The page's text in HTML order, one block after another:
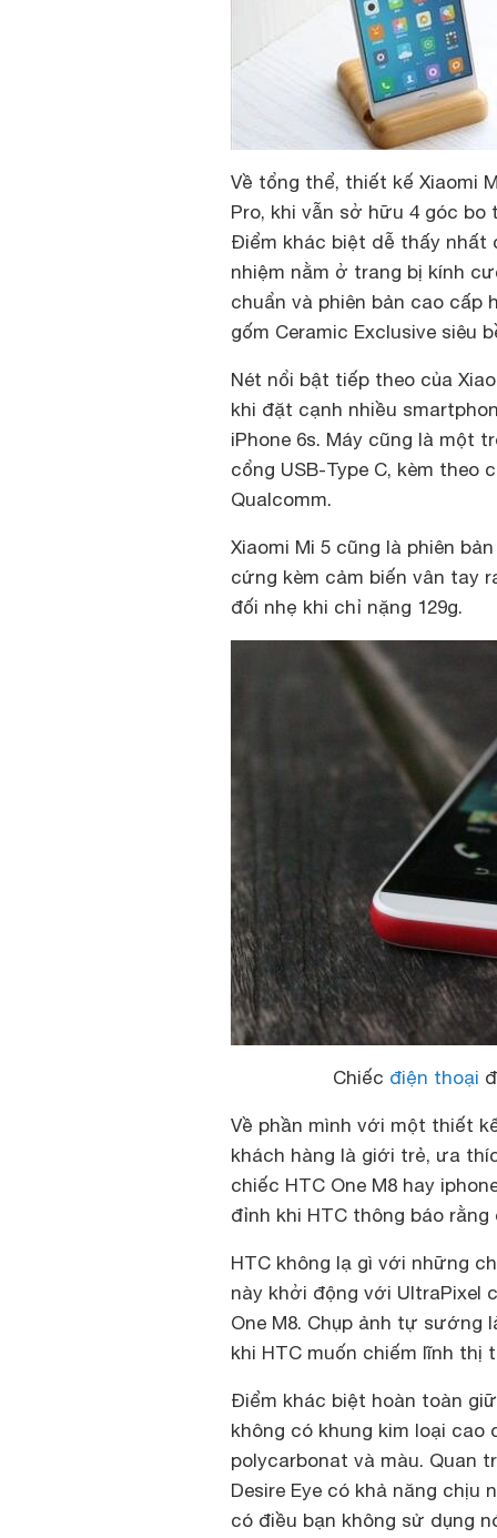
Về tổng thể, thiết kế Xiaomi
Pro, khi vẫn sở hữu 4 góc
Điểm khác biệt dễ thấy nhất
nhiệm nằm ở trang bị kính
chuẩn và phiên bản cao cấp
gốm Ceramic Exclusive siêu
Nét nổi bật tiếp theo của
khi đặt cạnh nhiều
iPhone 6s. Máy cũng là một
cổng USB-Type C, kèm theo
Qualcomm.
Xiaomi Mi 5 cũng là phiên
cứng kèm cảm biến vân tay
đối nhẹ khi chỉ nặng 129g.
Chiếc điện thoại
Về phần mình với một thiết
khách hàng là giới trẻ, ưa
chiếc HTC One M8 hay
đỉnh khi HTC thông báo
HTC không lạ gì với những
này khởi động với UltraPixel
One M8. Chụp ảnh tự sướng
khi HTC muốn chiếm lĩnh thị
Điểm khác biệt hoàn toàn
không có khung kim loại
polycarbonat và màu. Quan
Desire Eye có khả năng
có điều bạn không sử dụng